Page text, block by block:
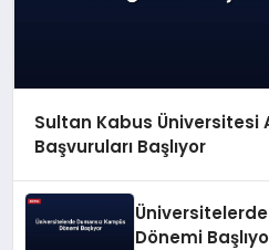
Sultan Kabus Üniversitesi
Başvuruları Başlıyor
Dönemi